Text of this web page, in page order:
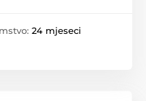
24 mjeseci